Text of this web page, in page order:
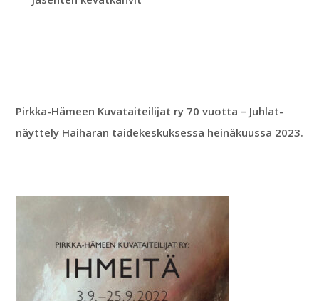
Pirkka-Hämeen Kuvataiteilijat ry 70 vuotta – Juhlat-
näyttely Haiharan taidekeskuksessa heinäkuussa 2023.